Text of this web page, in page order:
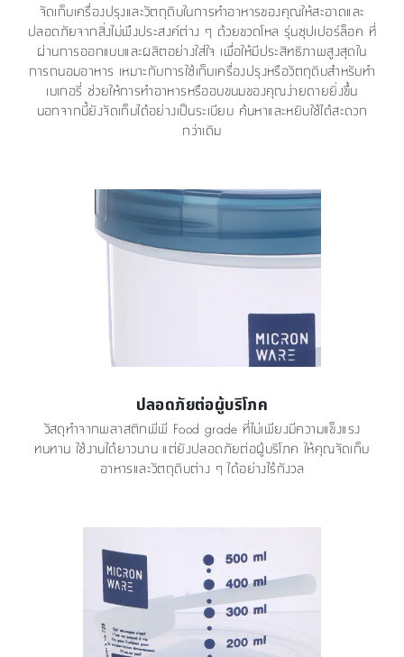
จัดเก็บเครื่องปรุงและวัตถุดิบในการทำอาหารของคุณให้สะอาดและ
ปลอดภัยจากสิ่งไม่พึงประสงค์ต่าง ๆ ด้วยขวดโหล รุ่นซุปเปอร์ล็อค ที่
ผ่านการออกแบบและผลิตอย่างใส่ใจ เพื่อให้มีประสิทธิภาพสูงสุดใน
การถนอมอาหาร เหมาะกับการใช้เก็บเครื่องปรุงหรือวัตถุดิบสำหรับทำ
เบเกอรี่ ช่วยให้การทำอาหารหรืออบขนมของคุณง่ายดายยิ่งขึ้น
นอกจากนี้ยังจัดเก็บได้อย่างเป็นระเบียบ ค้นหาและหยิบใช้ได้สะดวก
กว่าเดิม
ปลอดภัยต่อผู้บริโภค
วัสดุทำจากพลาสติกพีพี Food grade ที่ไม่เพียงมีความแข็งแรง
ทนทาน ใช้งานได้ยาวนาน แต่ยังปลอดภัยต่อผู้บริโภค ให้คุณจัดเก็บ
อาหารและวัตถุดิบต่าง ๆ ได้อย่างไร้กังวล